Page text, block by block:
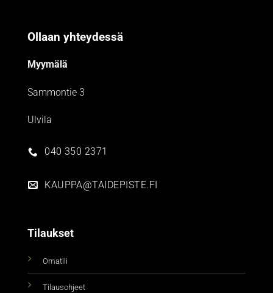
Ollaan yhteydessä
Myymälä
Sammontie 3
Ulvila
040 350 2371
KAUPPA@TAIDEPISTE.FI
Tilaukset
Omatili
Tilausohjeet